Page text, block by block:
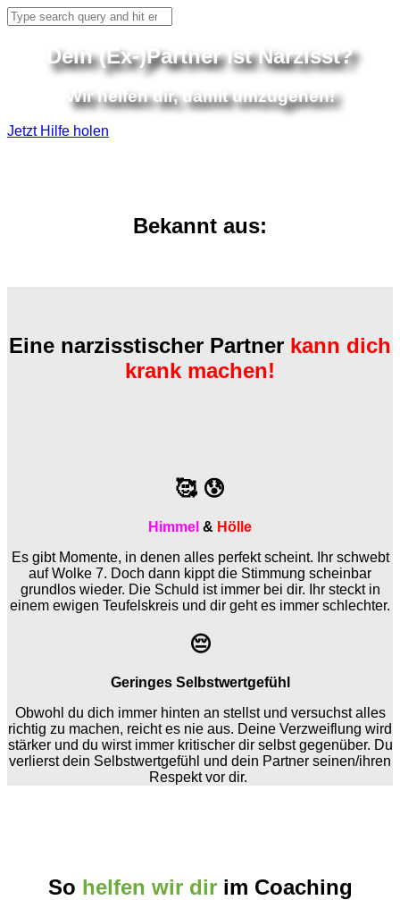
Dein (Ex-)Partner ist Narzisst?
Wir helfen dir, damit umzugehen!
Jetzt Hilfe holen
Bekannt aus:
Eine narzisstischer Partner kann dich
krank machen!
🥰 😰
Himmel & Hölle
Es gibt Momente, in denen alles perfekt scheint. Ihr schwebt
auf Wolke 7. Doch dann kippt die Stimmung scheinbar
grundlos wieder. Die Schuld ist immer bei dir. Ihr steckt in
einem ewigen Teufelskreis und dir geht es immer schlechter.
😔
Geringes Selbstwertgefühl
Obwohl du dich immer hinten an stellst und versuchst alles
richtig zu machen, reicht es nie aus. Deine Verzweiflung wird
stärker und du wirst immer kritischer dir selbst gegenüber. Du
verlierst dein Selbstwertgefühl und dein Partner seinen/ihren
Respekt vor dir.
So helfen wir dir im Coaching